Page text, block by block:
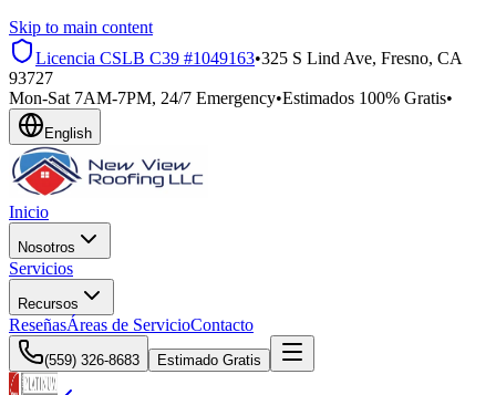
Skip to main content
Licencia CSLB C39 #1049163•325 S Lind Ave, Fresno, CA
93727
Mon-Sat 7AM-7PM, 24/7 Emergency•Estimados 100% Gratis•
English
Inicio
Nosotros
Servicios
Recursos
ReseñasÁreas de ServicioContacto
(559) 326-8683 Estimado Gratis